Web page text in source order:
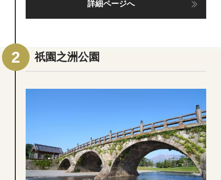
詳細ページへ
祇園之洲公園